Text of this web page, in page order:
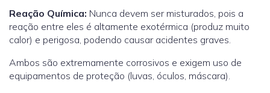
Reação Química: Nunca devem ser misturados, pois a
reação entre eles é altamente exotérmica (produz muito
calor) e perigosa, podendo causar acidentes graves.
Ambos são extremamente corrosivos e exigem uso de
equipamentos de proteção (luvas, óculos, máscara).